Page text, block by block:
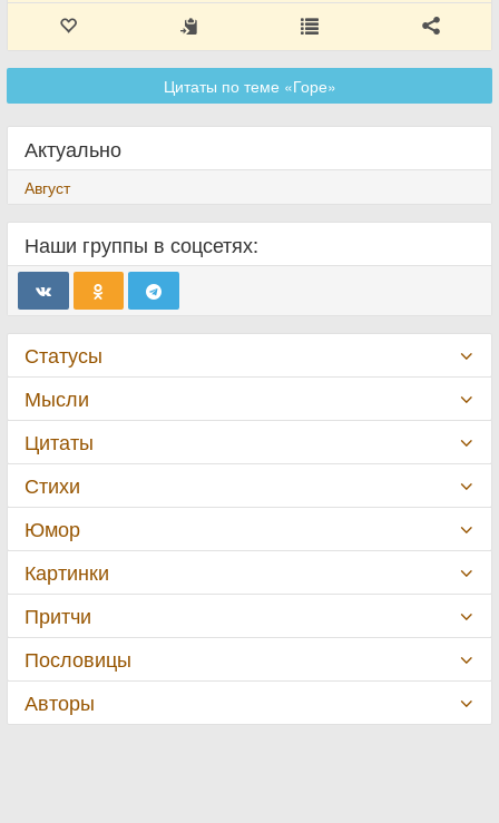
Цитаты по теме «Горе»
Актуально
Август
Наши группы в соцсетях:
Статусы
Мысли
Цитаты
Стихи
Юмор
Картинки
Притчи
Пословицы
Авторы